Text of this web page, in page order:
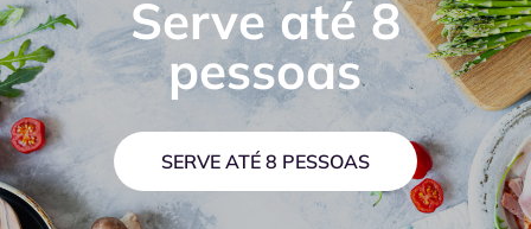
Serve até 8
pessoas
SERVE ATÉ 8 PESSOAS